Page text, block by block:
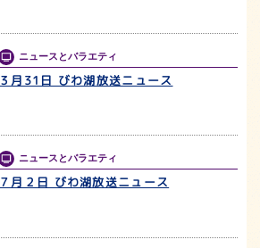
ニュースとバラエティ
３月31日 びわ湖放送ニュース
ニュースとバラエティ
７月２日 びわ湖放送ニュース